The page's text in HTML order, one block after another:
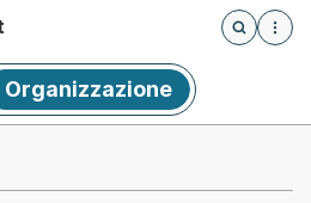
Öffnet
Organizzazione